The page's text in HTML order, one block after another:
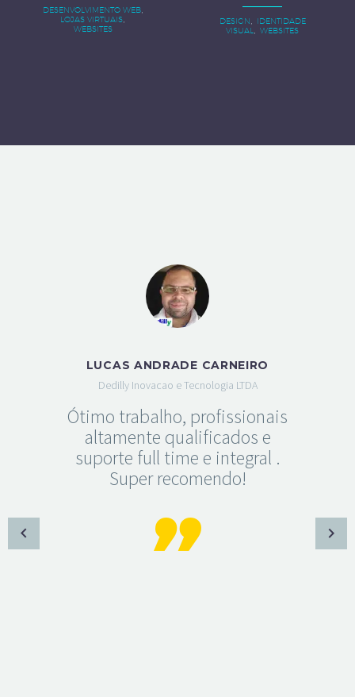
DESENVOLVIMENTO WEB,
LOJAS VIRTUAIS,
WEBSITES
DESIGN, IDENTIDADE
VISUAL ,WEBSITES
LUCAS ANDRADE CARNEIRO
Dedilly Inovacao e Tecnologia LTDA
Ótimo trabalho, profissionais
altamente qualificados e
suporte full time e integral .
Super recomendo!